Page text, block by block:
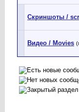
Скриншоты /
Видео / Movies